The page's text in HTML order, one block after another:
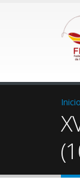
Inicio